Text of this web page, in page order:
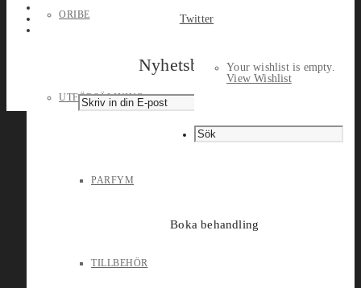
ORIBE
UTFÖRSÄLJNING
PARFYM
TILLBEHÖR
Your wishlist is empty.
View Wishlist
Boka behandling
Twitter
Nyhetsbrev